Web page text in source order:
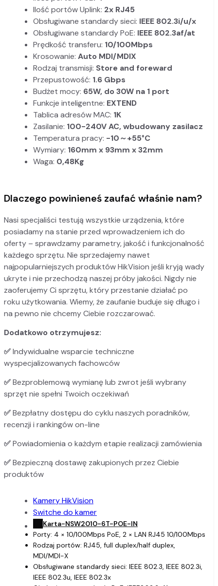
Ilość portów Uplink: 2x RJ45
Obsługiwane standardy sieci: IEEE 802.3i/u/x
Obsługiwane standardy PoE: IEEE 802.3af/at
Prędkość transferu: 10/100Mbps
Krosowanie: Auto MDI/MDIX
Rodzaj transmisji: Store and foreward
Przepustowość: 1.6 Gbps
Budżet mocy: 65W, do 30W na 1 port
Funkcje inteligentne: EXTEND
Tablica adresów MAC: 1K
Zasilanie: 100-240V AC, wbudowany zasilacz
Temperatura pracy: -10～+55°C
Wymiary: 160mm x 93mm x 32mm
Waga: 0,48Kg
Dlaczego powinieneś zaufać właśnie nam?
Nasi specjaliści testują wszystkie urządzenia, które
posiadamy na stanie przed wprowadzeniem ich do
oferty – sprawdzamy parametry, jakość i funkcjonalność
każdego sprzętu. Nie sprzedajemy nawet
najpopularniejszych produktów HikVision jeśli kryją wady
ukryte i nie przechodzą naszej próby jakości. Nigdy nie
zaoferujemy Ci sprzętu, który przestanie działać po
roku użytkowania. Wiemy, że zaufanie buduje się długo i
na pewno nie chcemy Ciebie rozczarować.
Dodatkowo otrzymujesz:
✅Indywidualne wsparcie techniczne
wyspecjalizowanych fachowców
✅Bezproblemową wymianę lub zwrot jeśli wybrany
sprzęt nie spełni Twoich oczekiwań
✅Bezpłatny dostępu do cyklu naszych poradników,
recenzji i rankingów on-line
✅Powiadomienia o każdym etapie realizacji zamówienia
✅Bezpieczną dostawę zakupionych przez Ciebie
produktów
Kamery HikVision
Switche do kamer
Karta-NSW2010-6T-POE-IN
Porty: 4 × 10/100Mbps PoE, 2 × LAN RJ45 10/100Mbps
Rodzaj portów: RJ45, full duplex/half duplex,
MDI/MDI-X
Obsługiwane standardy sieci: IEEE 802.3, IEEE 802.3i,
IEEE 802.3u, IEEE 802.3x